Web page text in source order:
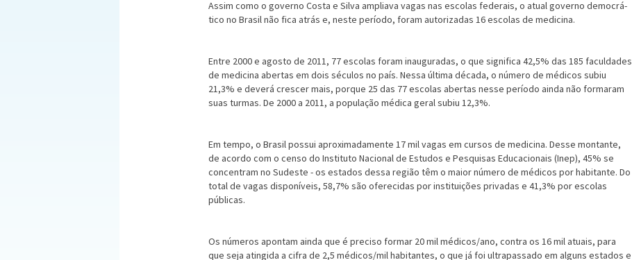
Assim como o governo Costa e Silva ampliava vagas nas escolas federais, o atual governo democrá­
tico no Brasil não fica atrás e, neste período, foram autorizadas 16 escolas de medicina.
Entre 2000 e agosto de 2011, 77 escolas foram inauguradas, o que significa 42,5% das 185 facul­dades
de medicina abertas em dois séculos no país. Nessa última década, o número de médicos subiu
21,3% e deverá crescer mais, porque 25 das 77 esco­las abertas nesse período ainda não formaram
suas turmas. De 2000 a 2011, a população médica geral subiu 12,3%.
Em tempo, o Brasil possui aproximadamente 17 mil vagas em cursos de medicina. Desse montante,
de acordo com o censo do Instituto Nacional de Es­tudos e Pesquisas Educacionais (Inep), 45% se
con­centram no Sudeste - os estados dessa região têm o maior número de médicos por habitante. Do
total de vagas disponíveis, 58,7% são oferecidas por institui­ções privadas e 41,3% por escolas
públicas.
Os números apontam ainda que é preciso for­mar 20 mil médicos/ano, contra os 16 mil atuais, para
que seja atingida a cifra de 2,5 médicos/mil habitantes, o que já foi ultrapassado em alguns es­tados e